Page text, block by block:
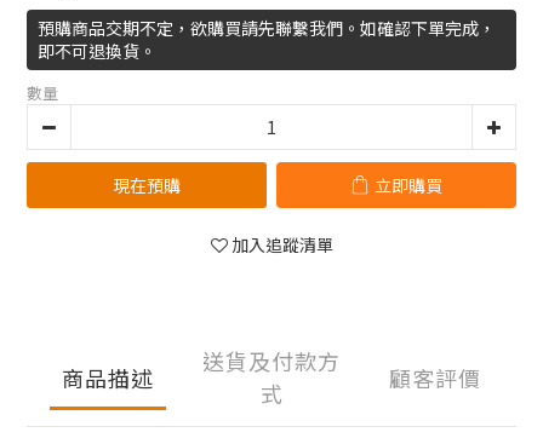
預購商品交期不定，欲購買請先聯繫我們。如確認下單完成，
即不可退換貨。
數量
現在預購 立即購買
加入追蹤清單
商品描述
送貨及付款方
式
顧客評價